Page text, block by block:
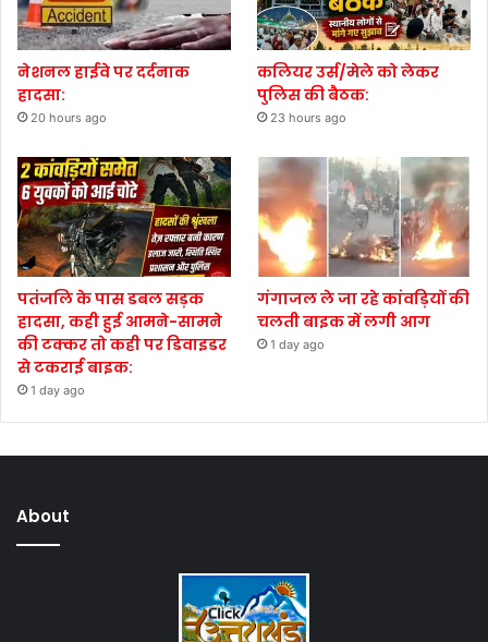
नेशनल हाईवे पर दर्दनाक
हादसा:
20 hours ago
कलियर उर्स/मेले को लेकर
पुलिस की बैठक:
23 hours ago
पतंजलि के पास डबल सड़क
हादसा, कही हुई आमने-सामने
की टक्कर तो कही पर डिवाइडर
से टकराई बाइक:
1 day ago
गंगाजल ले जा रहे कांवड़ियों की
चलती बाइक में लगी आग
1 day ago
About